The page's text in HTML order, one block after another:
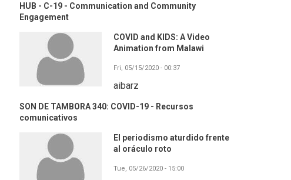
HUB - C-19 - Communication and Community
Engagement
COVID and KIDS: A Video
Animation from Malawi
Fri, 05/15/2020 - 00:37
aibarz
SON DE TAMBORA 340: COVID-19 - Recursos
comunicativos
El periodismo aturdido frente
al oráculo roto
Tue, 05/26/2020 - 15:00